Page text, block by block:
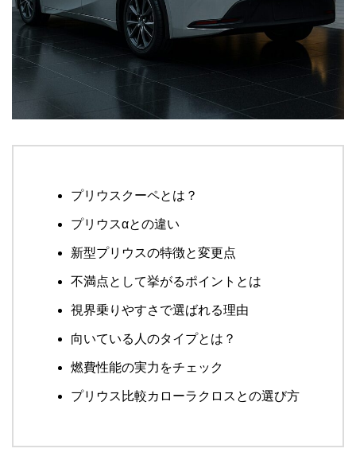
プリウスクーペとは？
プリウスαとの違い
新型プリウスの特徴と変更点
不満点として挙がるポイントとは
視界乗りやすさで選ばれる理由
向いている人のタイプとは？
燃費性能の実力をチェック
プリウス比較カローラクロスとの選び方